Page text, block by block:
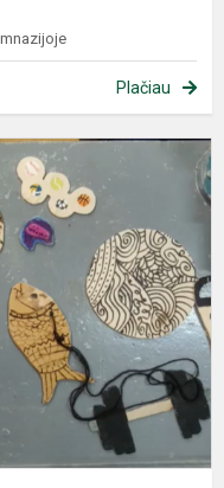
Plačiau